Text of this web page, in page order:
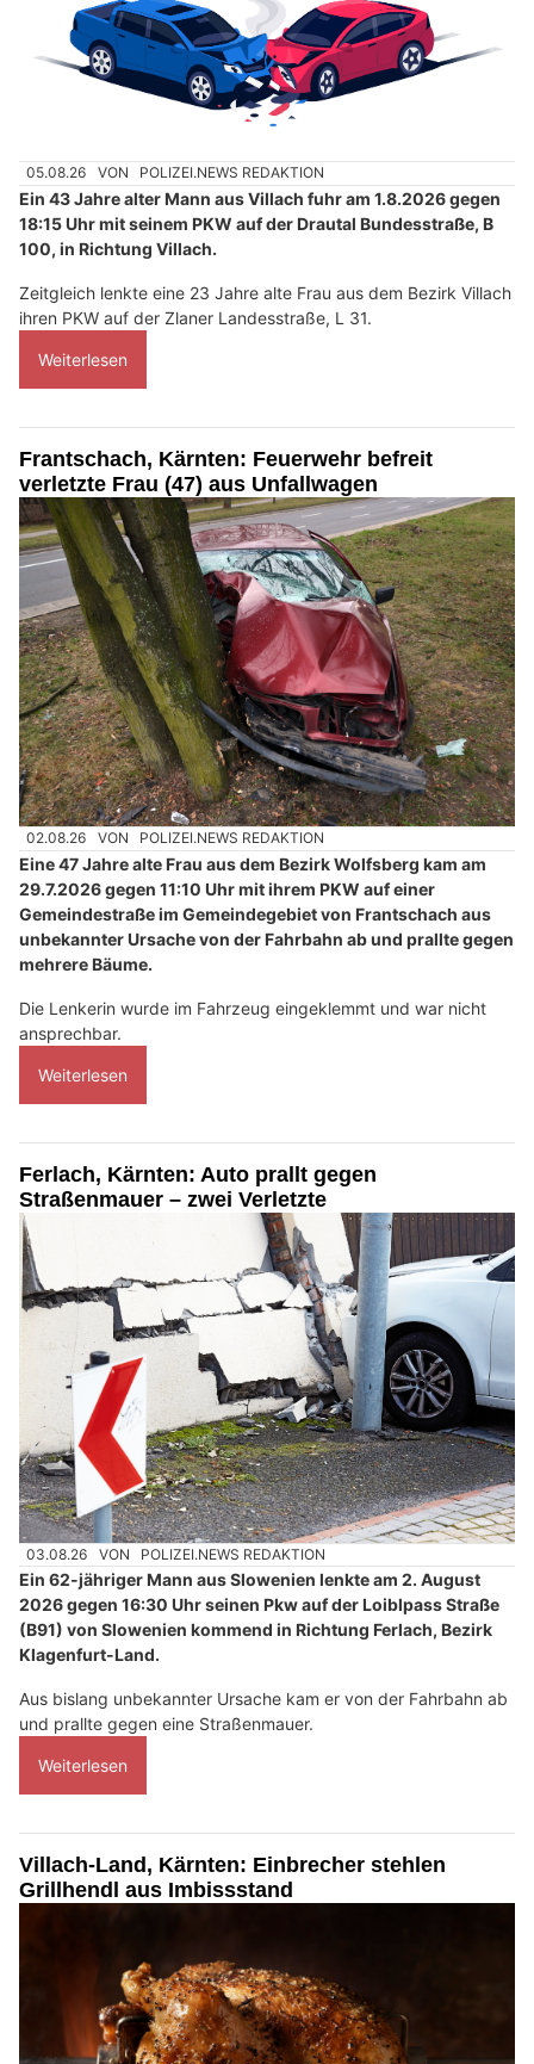
05.08.26 VON POLIZEI.NEWS REDAKTION
Ein 43 Jahre alter Mann aus Villach fuhr am 1.8.2026 gegen
18:15 Uhr mit seinem PKW auf der Drautal Bundesstraße, B
100, in Richtung Villach.
Zeitgleich lenkte eine 23 Jahre alte Frau aus dem Bezirk Villach
ihren PKW auf der Zlaner Landesstraße, L 31.
Weiterlesen
Frantschach, Kärnten: Feuerwehr befreit
verletzte Frau (47) aus Unfallwagen
02.08.26 VON POLIZEI.NEWS REDAKTION
Eine 47 Jahre alte Frau aus dem Bezirk Wolfsberg kam am
29.7.2026 gegen 11:10 Uhr mit ihrem PKW auf einer
Gemeindestraße im Gemeindegebiet von Frantschach aus
unbekannter Ursache von der Fahrbahn ab und prallte gegen
mehrere Bäume.
Die Lenkerin wurde im Fahrzeug eingeklemmt und war nicht
ansprechbar.
Weiterlesen
Ferlach, Kärnten: Auto prallt gegen
Straßenmauer – zwei Verletzte
03.08.26 VON POLIZEI.NEWS REDAKTION
Ein 62-jähriger Mann aus Slowenien lenkte am 2. August
2026 gegen 16:30 Uhr seinen Pkw auf der Loiblpass Straße
(B91) von Slowenien kommend in Richtung Ferlach, Bezirk
Klagenfurt-Land.
Aus bislang unbekannter Ursache kam er von der Fahrbahn ab
und prallte gegen eine Straßenmauer.
Weiterlesen
Villach-Land, Kärnten: Einbrecher stehlen
Grillhendl aus Imbissstand